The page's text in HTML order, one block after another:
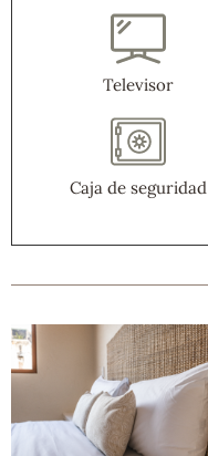
Televisor
Caja de seguridad